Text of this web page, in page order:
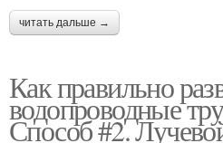
читать дальше →
Как правильно
водопроводные
Способ #2.